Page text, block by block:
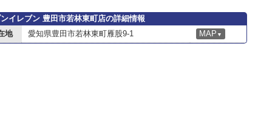
イレブン 豊田市若林東町店の詳細情報
地
愛知県豊田市若林東町雁股9-1 MAP ▼